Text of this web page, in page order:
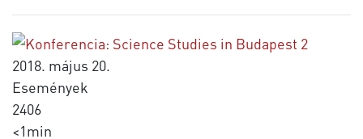
2018. május 20.
Események
2406
<1min